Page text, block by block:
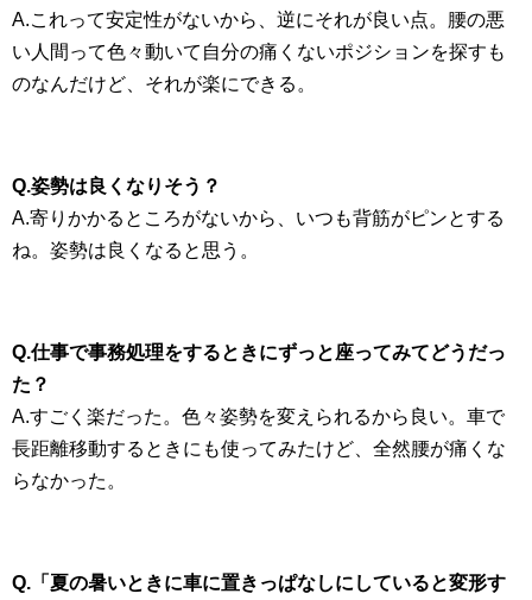
A.これって安定性がないから、逆にそれが良い点。腰の悪
い人間って色々動いて自分の痛くないポジションを探すも
のなんだけど、それが楽にできる。
Q.姿勢は良くなりそう？
A.寄りかかるところがないから、いつも背筋がピンとする
ね。姿勢は良くなると思う。
Q.仕事で事務処理をするときにずっと座ってみてどうだっ
た？
A.すごく楽だった。色々姿勢を変えられるから良い。車で
長距離移動するときにも使ってみたけど、全然腰が痛くな
らなかった。
Q.「夏の暑いときに車に置きっぱなしにしていると変形す